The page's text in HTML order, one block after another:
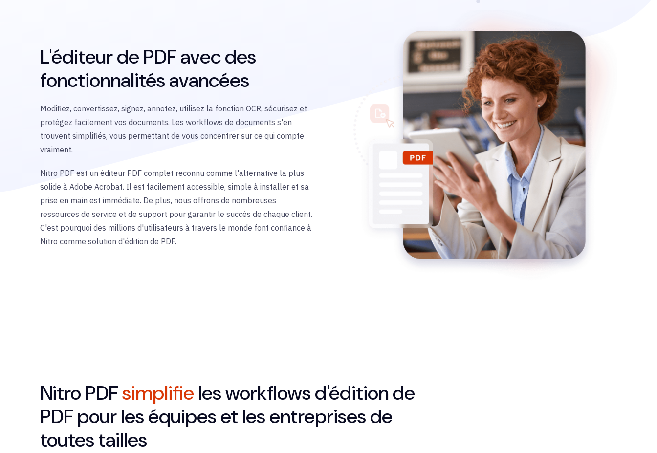
L'éditeur de PDF avec des
fonctionnalités avancées
Modifiez, convertissez, signez, annotez, utilisez la fonction OCR, sécurisez et
protégez facilement vos documents. Les workflows de documents s'en
trouvent simplifiés, vous permettant de vous concentrer sur ce qui compte
vraiment.
Nitro PDF est un éditeur PDF complet reconnu comme l'alternative la plus
solide à Adobe Acrobat. Il est facilement accessible, simple à installer et sa
prise en main est immédiate. De plus, nous offrons de nombreuses
ressources de service et de support pour garantir le succès de chaque client.
C'est pourquoi des millions d'utilisateurs à travers le monde font confiance à
Nitro comme solution d'édition de PDF.
Nitro PDFsimplifie les workflows d'édition de
PDF pour les équipes et les entreprises de
toutes tailles